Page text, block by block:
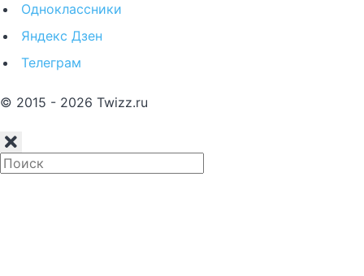
Одноклассники
Яндекс Дзен
Телеграм
© 2015 - 2026 Twizz.ru